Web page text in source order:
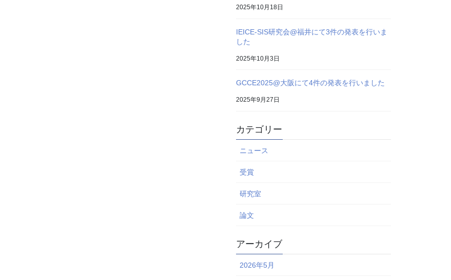
2025年10月18日
IEICE-SIS研究会@福井にて3件の発表を行いま
した
2025年10月3日
GCCE2025@大阪にて4件の発表を行いました
2025年9月27日
カテゴリー
ニュース
受賞
研究室
論文
アーカイブ
2026年5月